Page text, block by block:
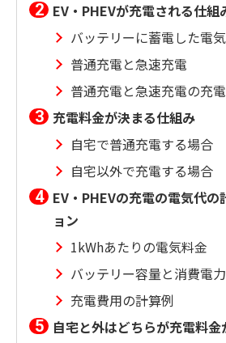
EV・PHEVが充電される仕組
バッテリーに蓄電した電
普通充電と急速充電
普通充電と急速充電の充
充電料金が決まる仕組み
自宅で普通充電する場合
自宅以外で充電する場合
EV・PHEVの充電の電気代の
ョン
1kWhあたりの電気料金
バッテリー容量と消費電力
充電費用の計算例
自宅と外はどちらが充電料金